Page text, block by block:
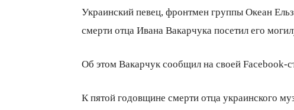
Украинский певец, фронтмен группы Океан
смерти отца Ивана Вакарчука посетил его
Об этом Вакарчук сообщил на своей Facebook-
К пятой годовщине смерти отца украинского